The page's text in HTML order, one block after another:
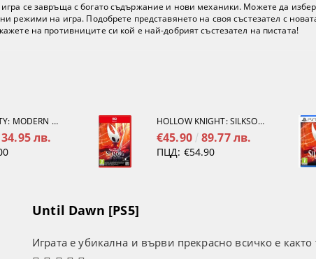
се завръща с богато съдържание и нови механики. Можете да
режими на игра. Подобрете представянето на своя състезател с
на противниците си кой е най-добрият състезател на пистата!
CALL OF DUTY: MODERN WARFARE 4[PS5]
лв.
HOLLOW KNIGHT: SILKSONG [NINTENDO SWITCH 2]
€45.90 89.77 лв.
ПЦД: €54.90
Until Dawn [PS5]
Играта е убикална и върви прекрасно всичко е както